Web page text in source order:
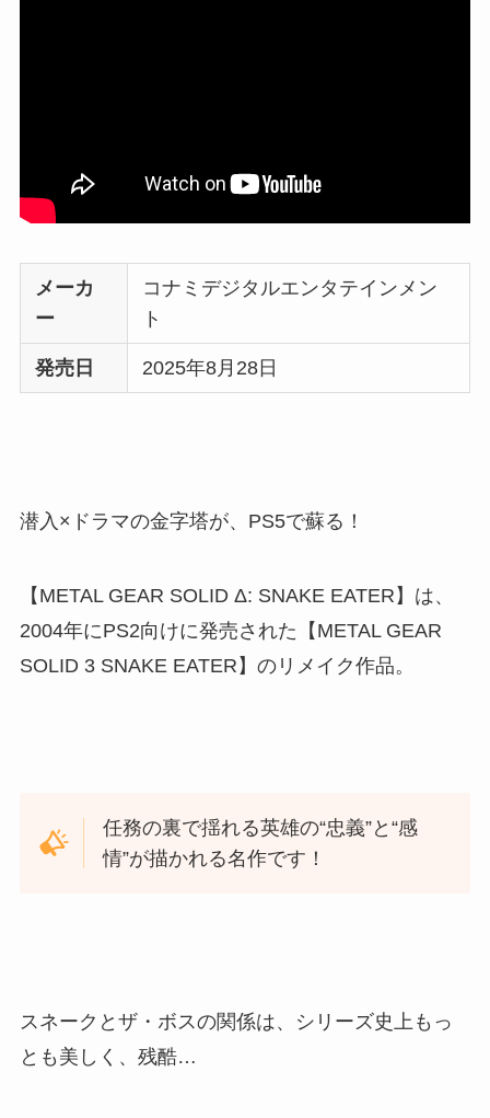
メーカ
ー
コナミデジタルエンタテインメン
ト
発売日 2025年8月28日
潜入×ドラマの金字塔が、PS5で蘇る！
【METAL GEAR SOLID Δ: SNAKE EATER】は、
2004年にPS2向けに発売された【METAL GEAR
SOLID 3 SNAKE EATER】のリメイク作品。
任務の裏で揺れる英雄の“忠義”と“感
情”が描かれる名作です！
スネークとザ・ボスの関係は、シリーズ史上もっ
とも美しく、残酷…